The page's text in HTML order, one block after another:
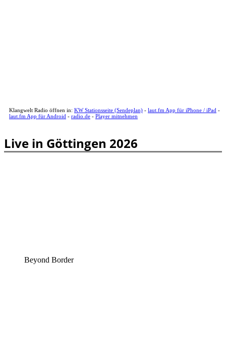
Klangwelt Radio öffnen in: KW Stationsseite (Sendeplan) - laut.fm App für iPhone / iPad -
laut.fm App für Android - radio.de - Player mitnehmen
Live in Göttingen 2026
Beyond Border